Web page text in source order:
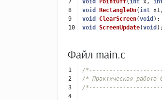
7
8
9
void
PointOff(int x,
void
RectangleOn(int x1,
void
ClearScreen(void );
void
ScreenUpdate(void );
Файл main.c
1
2
3
4
/
/* Практическая работа
/